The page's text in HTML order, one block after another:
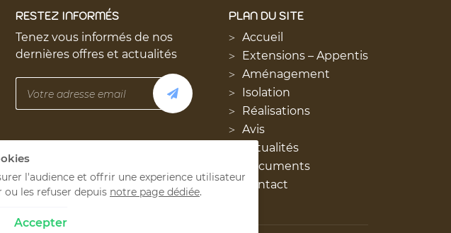
RESTEZ INFORMÉS
Tenez vous informés de nos
dernières offres et actualités
PLAN DU SITE
Accueil
Extensions – Appentis
Aménagement
Isolation
Réalisations
Avis
Actualités
Documents
Contact
l'audience et offrir une experience utilisateur
les refuser depuis notre page dédiée.
Accepter